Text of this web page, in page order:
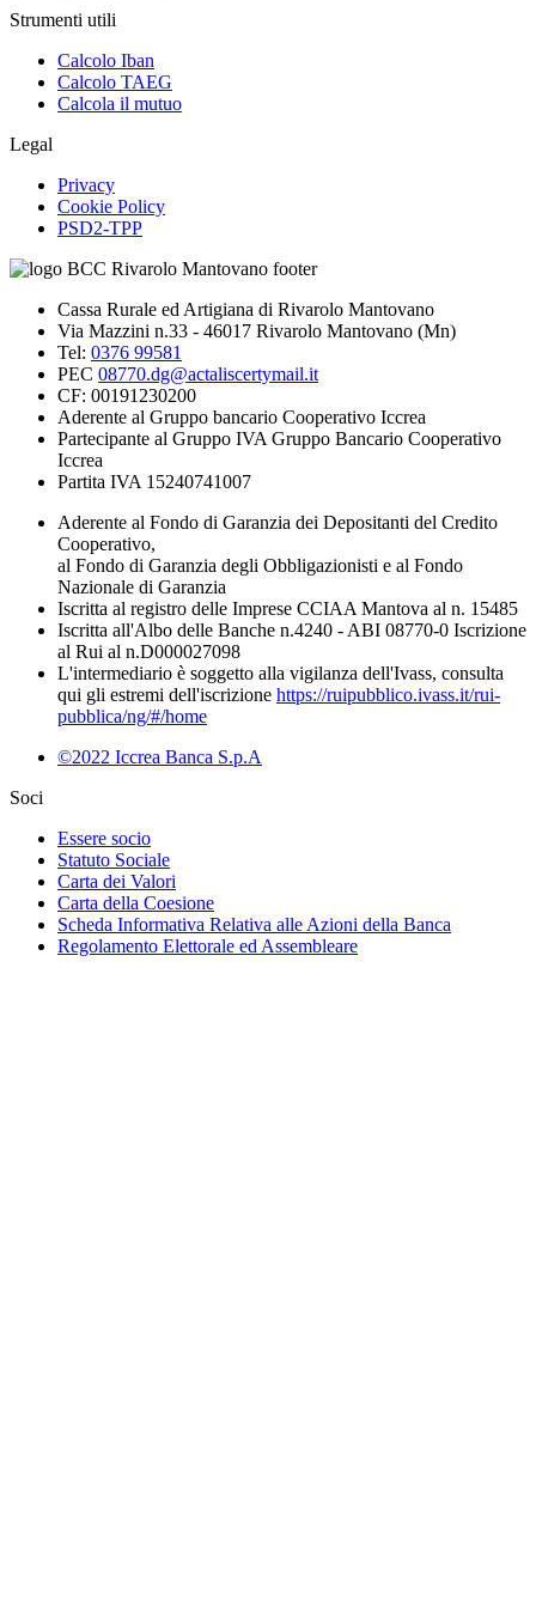
Strumenti utili
Calcolo Iban
Calcolo TAEG
Calcola il mutuo
Legal
Privacy
Cookie Policy
PSD2-TPP
Cassa Rurale ed Artigiana di Rivarolo Mantovano
Via Mazzini n.33 - 46017 Rivarolo Mantovano (Mn)
Tel: 0376 99581
PEC 08770.dg@actaliscertymail.it
CF: 00191230200
Aderente al Gruppo bancario Cooperativo Iccrea
Partecipante al Gruppo IVA Gruppo Bancario Cooperativo
Iccrea
Partita IVA 15240741007
Aderente al Fondo di Garanzia dei Depositanti del Credito
Cooperativo,
al Fondo di Garanzia degli Obbligazionisti e al Fondo
Nazionale di Garanzia
Iscritta al registro delle Imprese CCIAA Mantova al n. 15485
Iscritta all'Albo delle Banche n.4240 - ABI 08770-0 Iscrizione
al Rui al n.D000027098
L'intermediario è soggetto alla vigilanza dell'Ivass, consulta
qui gli estremi dell'iscrizione https://ruipubblico.ivass.it/rui-
pubblica/ng/#/home
©2022 Iccrea Banca S.p.A
Soci
Essere socio
Statuto Sociale
Carta dei Valori
Carta della Coesione
Scheda Informativa Relativa alle Azioni della Banca
Regolamento Elettorale ed Assembleare